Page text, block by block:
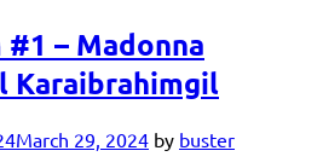
– Madonna
Karaibrahimgil
March 29, 2024 by buster